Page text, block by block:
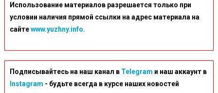
Использование материалов разрешается только при
условии наличия прямой ссылки на адрес материала на
сайтеwww.yuzhny.info.
Подписывайтесь на наш канал в Telegram и наш аккаунт в
Instagram - будьте всегда в курсе наших новостей